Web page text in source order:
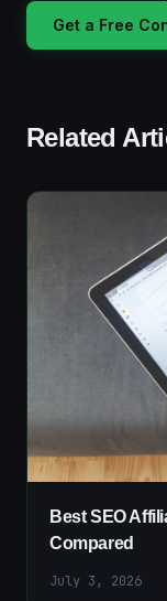
Get a Free
Related
Best SEO
Compared
July 3, 2026